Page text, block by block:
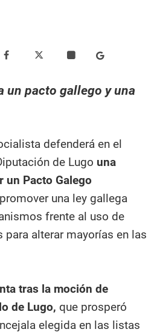
un pacto gallego y una
defenderá en el
de Lugo una
un Pacto Galego
una ley gallega
frente al uso de
alterar mayorías en las
tras la moción de
de Lugo, que prosperó
elegida en las listas